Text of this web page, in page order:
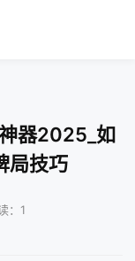
器2025_如
局技巧
：1